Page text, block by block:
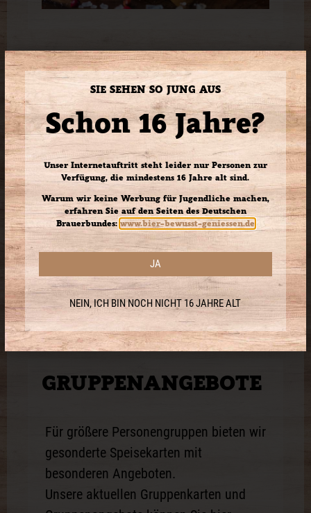
KINDERKARTE
Für unsere kleinen Gäste, hier vorab
zum ansehen.
Kinderkarte
GRUPPEN­ANGEBOTE
Für größere Personengruppen bieten wir
gesonderte Speisekarten mit
besonderen Angeboten.
Unsere aktuellen Gruppenkarten und
SIE SEHEN SO JUNG AUS
Schon 16 Jahre?
Unser Internetauftritt steht leider nur Personen zur
Verfügung, die mindestens 16 Jahre alt sind.
Warum wir keine Werbung für Jugendliche machen,
erfahren Sie auf den Seiten des Deutschen
Brauerbundes: www.bier-bewusst-geniessen.de
JA
NEIN, ICH BIN NOCH NICHT 16 JAHRE ALT